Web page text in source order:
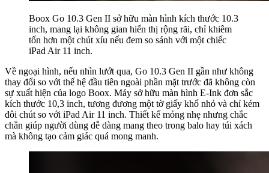
Boox Go 10.3 Gen II sở hữu màn hình kích thước 10.3
inch, mang lại không gian hiển thị rộng rãi, chỉ khiêm
tốn hơn một chút xíu nếu đem so sánh với một chiếc
iPad Air 11 inch.
Về ngoại hình, nếu nhìn lướt qua, Go 10.3 Gen II gần như không
thay đổi so với thế hệ đầu tiên ngoài phần mặt trước đã không còn
sự xuất hiện của logo Boox. Máy sở hữu màn hình E-Ink đơn sắc
kích thước 10,3 inch, tương đương một tờ giấy khổ nhỏ và chỉ kém
đôi chút so với iPad Air 11 inch. Thiết kế mỏng nhẹ nhưng chắc
chắn giúp người dùng dễ dàng mang theo trong balo hay túi xách
mà không tạo cảm giác quá mong manh.